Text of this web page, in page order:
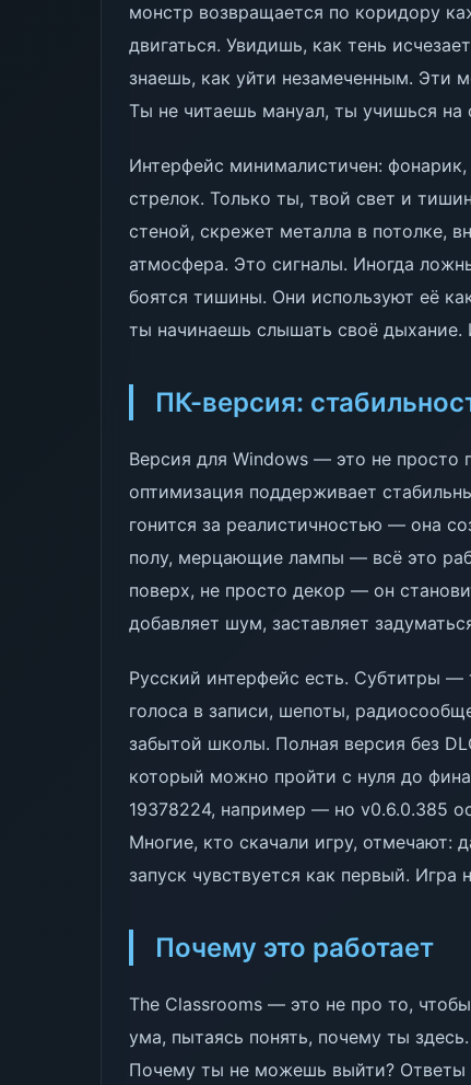
монстр возвращается по коридору
двигаться. Увидишь, как тень
знаешь, как уйти незамеченным. Эти
Ты не читаешь мануал, ты учишься
Интерфейс минималистичен:
стрелок. Только ты, твой свет и
стеной, скрежет металла в потолке,
атмосфера. Это сигналы. Иногда
боятся тишины. Они используют её
ты начинаешь слышать своё
ПК-версия:
Версия для Windows — это не просто
оптимизация поддерживает
гонится за реалистичностью — она
полу, мерцающие лампы — всё это
поверх, не просто декор — он
добавляет шум, заставляет
Русский интерфейс есть. Субтитры
голоса в записи, шепоты,
забытой школы. Полная версия без
который можно пройти с нуля до
19378224, например — но v0.6.0.385
Многие, кто скачали игру, отмечают:
запуск чувствуется как первый.
Почему это работает
The Classrooms — это не про то,
ума, пытаясь понять, почему ты
Почему ты не можешь выйти? Ответы